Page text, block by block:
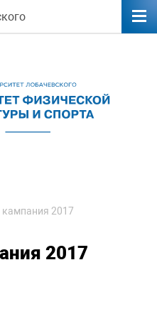
2017
2017